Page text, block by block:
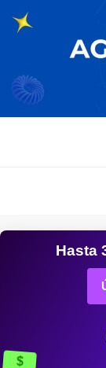
Skip
$
Hasta